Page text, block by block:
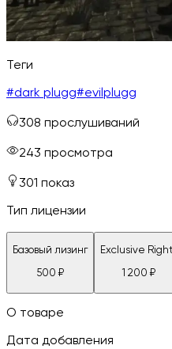
Теги
#dark plugg#evilplugg
308 прослушиваний
243 просмотра
301 показ
Тип лицензии
Базовый лизинг
500 ₽
Exclusive
1 200 ₽
О товаре
Дата добавления